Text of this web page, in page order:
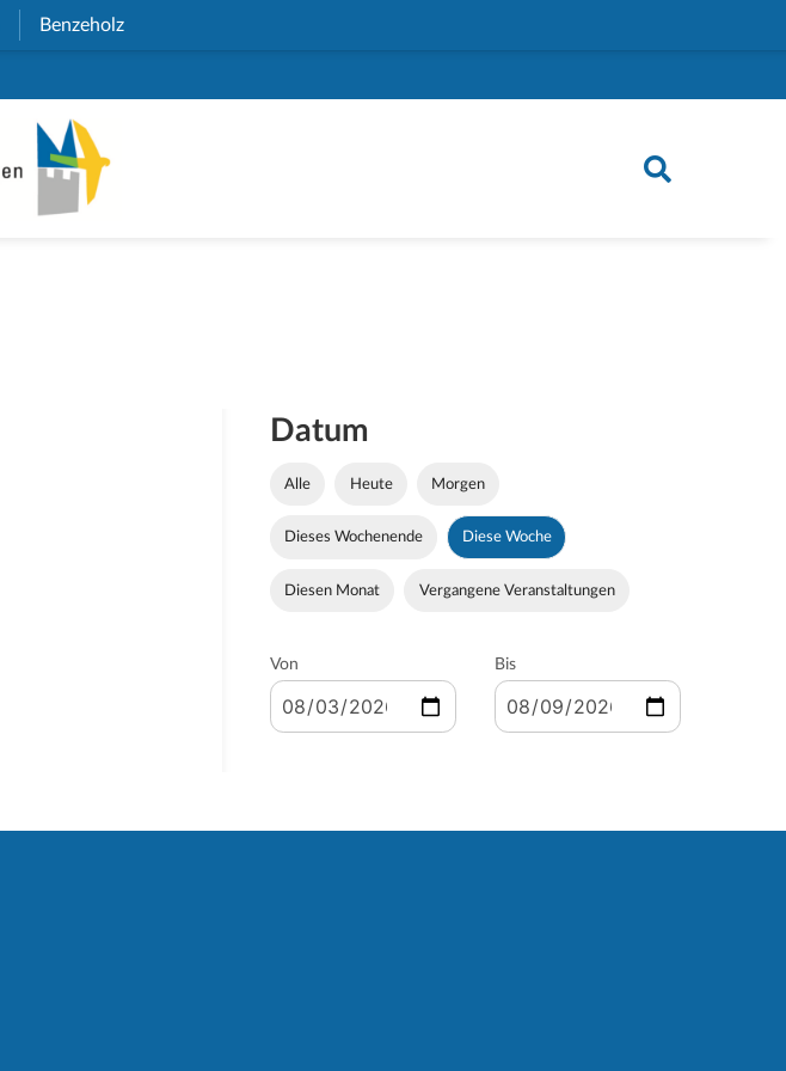
(External Link)
Benzeholz(External Link)
Datum
Alle Heute Morgen
Dieses Wochenende Diese Woche
Diesen Monat Vergangene Veranstaltungen
Von Bis